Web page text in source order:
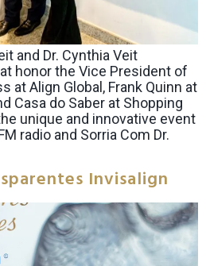
and Dr. Cynthia Veit
honor the Vice President of
at Align Global, Frank Quinn at
Casa do Saber at Shopping
unique and innovative event
radio and Sorria Com Dr.
Invisalign